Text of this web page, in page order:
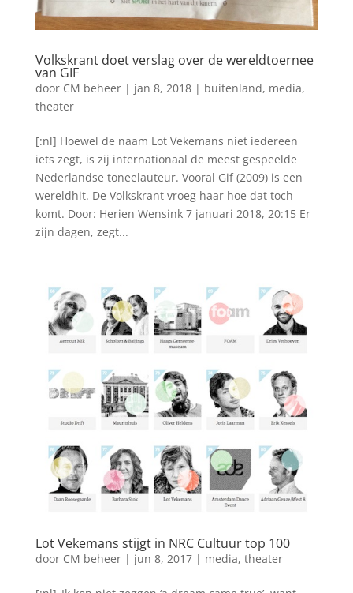
Volkskrant doet verslag over de wereldtoernee
van GIF
door CM beheer| jan 8, 2018| buitenland, media,
theater
[:nl] Hoewel de naam Lot Vekemans niet iedereen
iets zegt, is zij internationaal de meest gespeelde
Nederlandse toneelauteur. Vooral Gif (2009) is een
wereldhit. De Volkskrant vroeg haar hoe dat toch
komt. Door: Herien Wensink 7 januari 2018, 20:15 Er
zijn dagen, zegt...
Lot Vekemans stijgt in NRC Cultuur top 100
door CM beheer| jun 8, 2017| media, theater